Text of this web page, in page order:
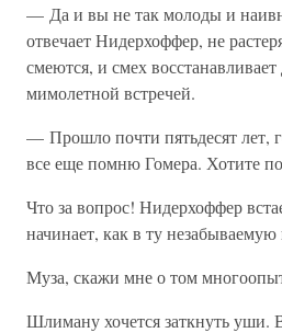
— Да и вы не так молоды и
отвечает Нидерхоффер, не
смеются, и смех
мимолетной встречей.
— Прошло почти пятьдесят лет,
все еще помню Гомера. Хотите
Что за вопрос! Нидерхоффер
начинает, как в ту незабываемую
Муза, скажи мне о том
Шлиману хочется заткнуть уши.